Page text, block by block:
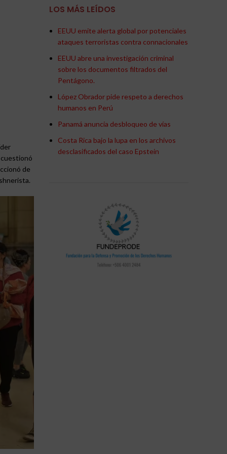
de
LOS MÁS LEÍDOS
EEUU emite alerta global por potenciales
ataques terroristas contra connacionales
EEUU abre una investigación criminal
sobre los documentos filtrados del
Pentágono.
López Obrador pide respeto a derechos
humanos en Perú
Panamá anuncia desbloqueo de vías
Costa Rica bajo la lupa en los archivos
desclasificados del caso Epstein